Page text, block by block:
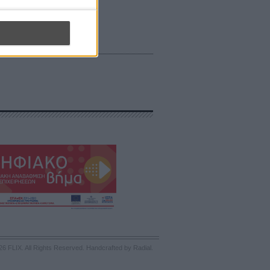
FLIX. All Rights Reserved. Handcrafted by Radial